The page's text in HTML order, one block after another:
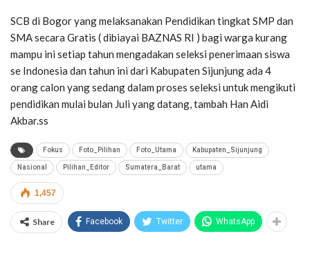
SCB di Bogor yang melaksanakan Pendidikan tingkat SMP dan
SMA secara Gratis ( dibiayai BAZNAS RI ) bagi warga kurang
mampu ini setiap tahun mengadakan seleksi penerimaan siswa
se Indonesia dan tahun ini dari Kabupaten Sijunjung ada 4
orang calon yang sedang dalam proses seleksi untuk mengikuti
pendidikan mulai bulan Juli yang datang, tambah Han Aidi
Akbar.ss
Fokus Foto_Pilihan Foto_Utama Kabupaten_Sijunjung
Nasional Pilihan_Editor Sumatera_Barat utama
1,457
Share Facebook Twitter WhatsApp